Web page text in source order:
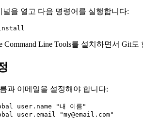
널을 열고 다음 명령어를 실행합니다:
Command Line Tools를 설치하면서 Git
과 이메일을 설정해야 합니다:
user.name "내 이름"